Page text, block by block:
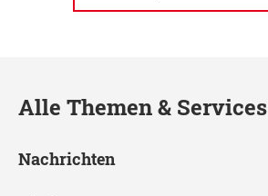
Alle Themen & Services
Nachrichten